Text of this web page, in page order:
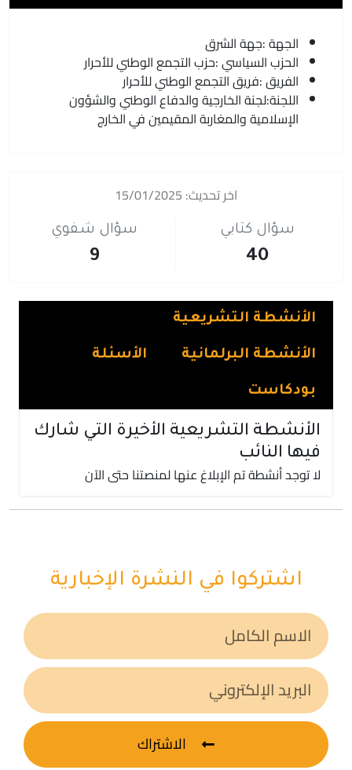
الجهة :جهة الشرق
الحزب السياسي :حزب التجمع الوطني للأحرار
الفريق :فريق التجمع الوطني للأحرار
اللجنة:لجنة الخارجية والدفاع الوطني والشؤون
الإسلامية والمغاربة المقيمين في الخارج
اخر تحديث: 15/01/2025
سؤال كتابي
40
سؤال شفوي
9
الأنشطة التشريعية
الأنشطة البرلمانية الأسئلة
بودكاست
الأنشطة التشريعية الأخيرة التي شارك
فيها النائب
لا توجد أنشطة تم الإبلاغ عنها لمنصتنا حتى الآن
اشتركوا في النشرة الإخبارية
الاشتراك